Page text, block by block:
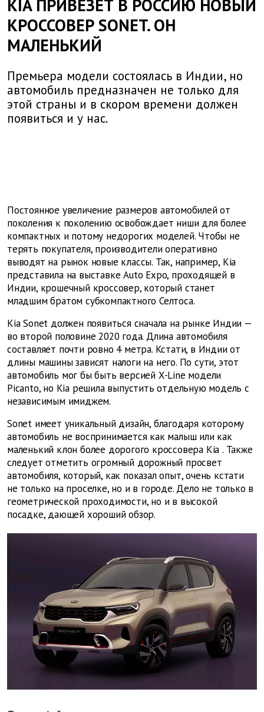
KIA ПРИВЕЗЕТ В РОССИЮ НОВЫЙ
КРОССОВЕР SONET. ОН
МАЛЕНЬКИЙ
Премьера модели состоялась в Индии, но
автомобиль предназначен не только для
этой страны и в скором времени должен
появиться и у нас.
Постоянное увеличение размеров автомобилей от
поколения к поколению освобождает ниши для более
компактных и потому недорогих моделей. Чтобы не
терять покупателя, производители оперативно
выводят на рынок новые классы. Так, например, Kia
представила на выставке Auto Expo, проходящей в
Индии, крошечный кроссовер, который станет
младшим братом субкомпактного Селтоса.
Kia Sonet должен появиться сначала на рынке Индии —
во второй половине 2020 года. Длина автомобиля
составляет почти ровно 4 метра. Кстати, в Индии от
длины машины зависят налоги на него. По сути, этот
автомобиль мог бы быть версией X-Line модели
Picanto, но Kia решила выпустить отдельную модель с
независимым имиджем.
Sonet имеет уникальный дизайн, благодаря которому
автомобиль не воспринимается как малыш или как
маленький клон более дорогого кроссовера Kia . Также
следует отметить огромный дорожный просвет
автомобиля, который, как показал опыт, очень кстати
не только на проселке, но и в городе. Дело не только в
геометрической проходимости, но и в высокой
посадке, дающей хороший обзор.